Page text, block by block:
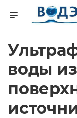
воды из